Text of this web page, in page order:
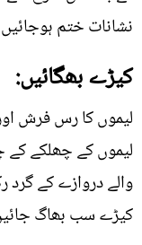
نشانات ختم
کیڑے بھگائیں:
لیموں کا رس فرش
لیموں کے چھلکے کے
والے دروازے کے گرد
کیڑے سب بھاگ